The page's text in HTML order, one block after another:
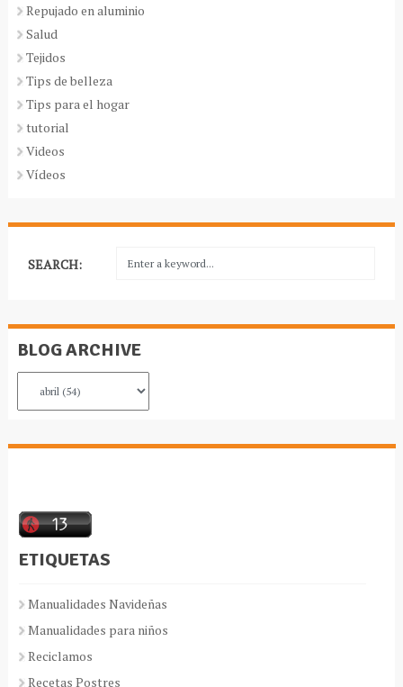
Repujado en aluminio
Salud
Tejidos
Tips de belleza
Tips para el hogar
tutorial
Videos
Vídeos
SEARCH:
BLOG ARCHIVE
ETIQUETAS
Manualidades Navideñas
Manualidades para niños
Reciclamos
Recetas Postres